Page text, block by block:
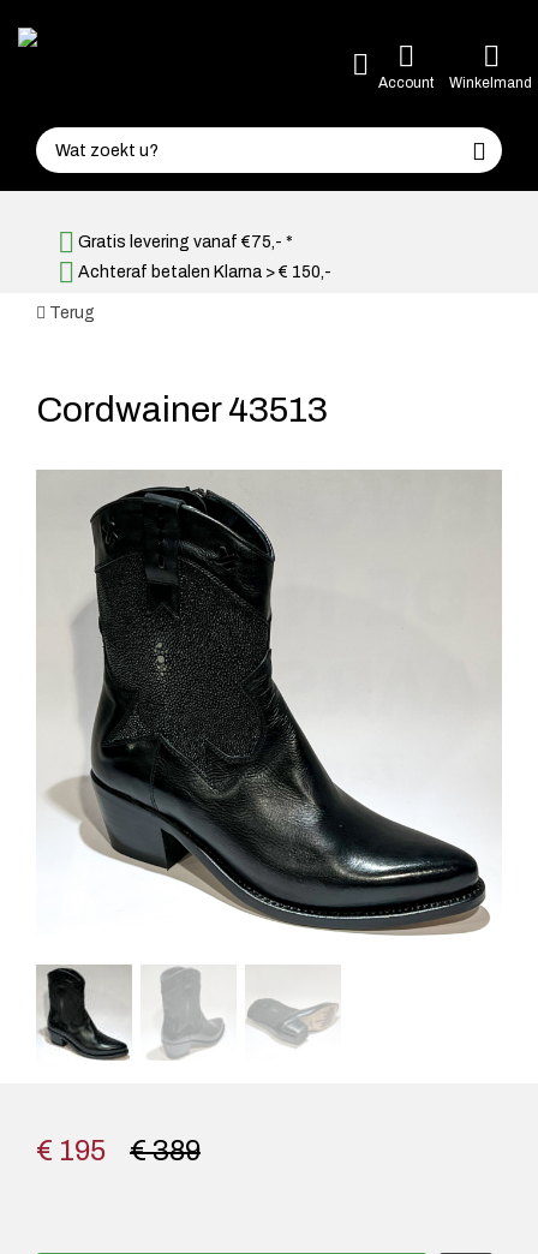
Account Winkelmand
Gratis levering vanaf €75,- *
Achteraf betalen Klarna > € 150,-
Terug
Cordwainer 43513
€ 389
€ 195